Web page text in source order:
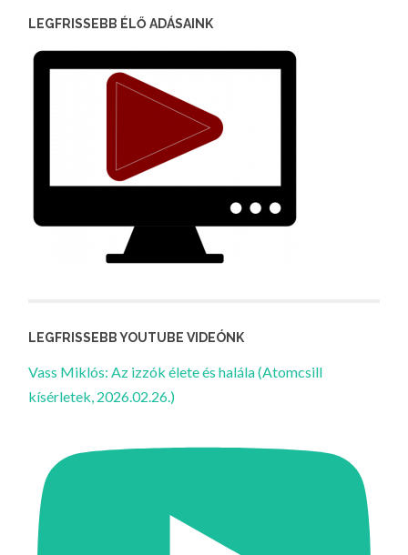
LEGFRISSEBB ÉLŐ ADÁSAINK
LEGFRISSEBB YOUTUBE VIDEÓNK
Vass Miklós: Az izzók élete és halála (Atomcsill
kísérletek, 2026.02.26.)